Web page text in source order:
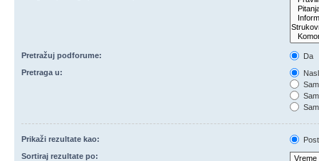
Pretražuj podforume:
Da
Pretraga u:
Prikaži rezultate kao:
Sortiraj rezultate po: